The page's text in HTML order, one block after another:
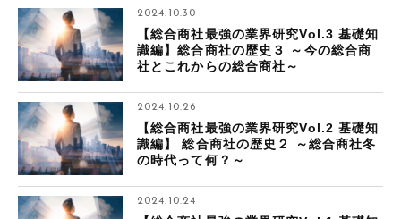
2024.10.30
【総合商社最強の業界研究Vol.3 基礎知
識編】総合商社の歴史３ ～今の総合商
社とこれからの総合商社～
2024.10.26
【総合商社最強の業界研究Vol.2 基礎知
識編】 総合商社の歴史２ ～総合商社冬
の時代って何？～
2024.10.24